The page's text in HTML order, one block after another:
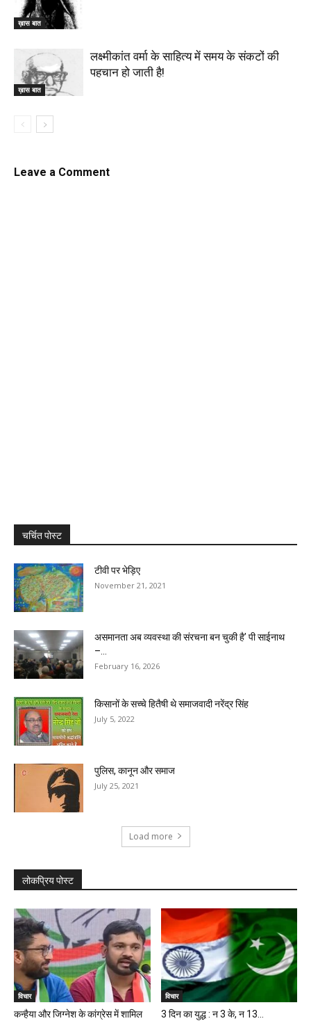
ख़ास बात
ख़ास बात
लक्ष्मीकांत वर्मा के साहित्य में समय के संकटों की
पहचान हो जाती है!
Leave a Comment
चर्चित पोस्ट
टीवी पर भेड़िए
November 21, 2021
असमानता अब व्यवस्था की संरचना बन चुकी है’ पी साईनाथ
–...
February 16, 2026
किसानों के सच्चे हितैषी थे समाजवादी नरेंद्र सिंह
July 5, 2022
पुलिस, कानून और समाज
July 25, 2021
Load more
लोकप्रिय पोस्ट
विचार
कन्हैया और जिग्नेश के कांग्रेस में शामिल
विचार
3 दिन का युद्ध : न 3 के, न 13...